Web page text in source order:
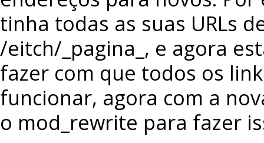
tinha todas as suas URLs
/eitch/_pagina_, e agora
fazer com que todos os
funcionar, agora com a
o mod_rewrite para fazer